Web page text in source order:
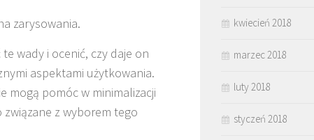
zarysowania.
wady i ocenić, czy daje on
aspektami użytkowania.
mogą pomóc w minimalizacji
z wyborem tego
kwiecień 2018
marzec 2018
luty 2018
styczeń 2018